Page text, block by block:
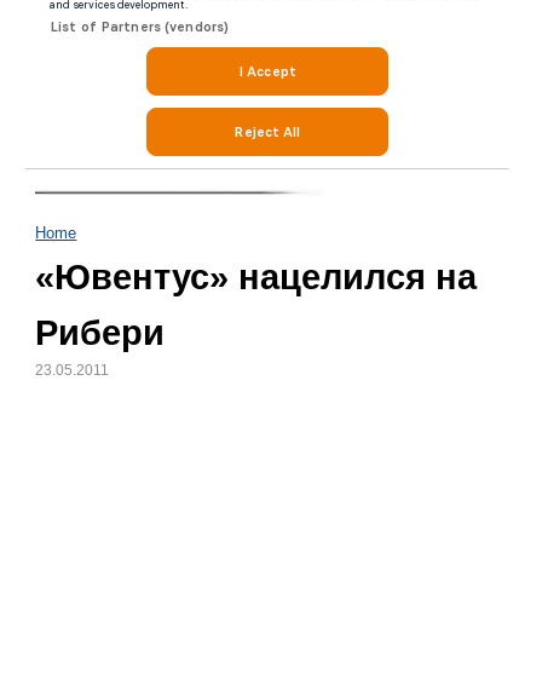
Home
«Ювентус» нацелился на
Рибери
23.05.2011